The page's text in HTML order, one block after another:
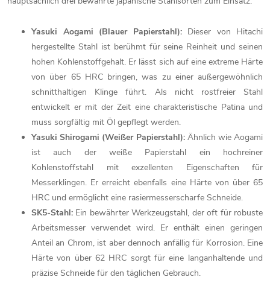
Yasuki Aogami (Blauer Papierstahl):Dieser von Hitachi
hergestellte Stahl ist berühmt für seine Reinheit und seinen
hohen Kohlenstoffgehalt. Er lässt sich auf eine extreme Härte
von über 65 HRC bringen, was zu einer außergewöhnlich
schnitthaltigen Klinge führt. Als nicht rostfreier Stahl
entwickelt er mit der Zeit eine charakteristische Patina und
muss sorgfältig mit Öl gepflegt werden.
Yasuki Shirogami (Weißer Papierstahl):Ähnlich wie Aogami
ist auch der weiße Papierstahl ein hochreiner
Kohlenstoffstahl mit exzellenten Eigenschaften für
Messerklingen. Er erreicht ebenfalls eine Härte von über 65
HRC und ermöglicht eine rasiermesserscharfe Schneide.
SK5-Stahl: Ein bewährter Werkzeugstahl, der oft für robuste
Arbeitsmesser verwendet wird. Er enthält einen geringen
Anteil an Chrom, ist aber dennoch anfällig für Korrosion. Eine
Härte von über 62 HRC sorgt für eine langanhaltende und
präzise Schneide für den täglichen Gebrauch.